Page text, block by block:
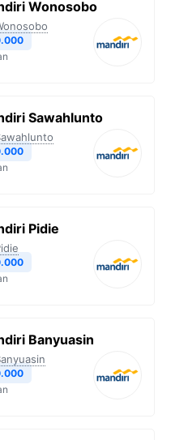
Wonosobo
Sawahlunto
Pidie
Banyuasin